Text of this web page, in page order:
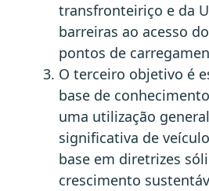
transfronteiriço e da
barreiras ao acesso
pontos de
O terceiro objetivo é
base de
uma utilização
significativa de
base em diretrizes
crescimento